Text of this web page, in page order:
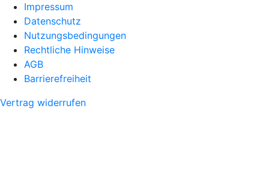
Impressum
Datenschutz
Nutzungsbedingungen
Rechtliche Hinweise
AGB
Barrierefreiheit
Vertrag widerrufen